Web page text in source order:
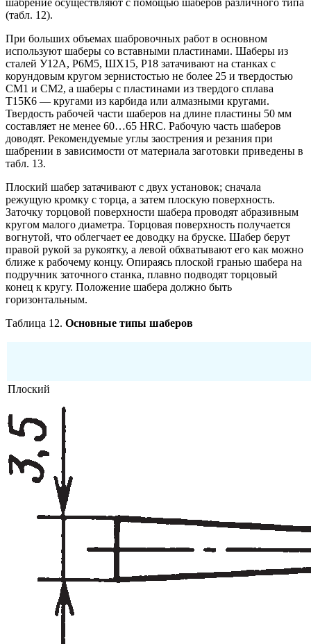
(табл. 12).
При больших объемах шабровочных работ в основном
используют шаберы со вставными пластинами. Шаберы из
сталей У12А, Р6М5, ШХ15, Р18 затачивают на станках с
корундовым кругом зернистостью не более 25 и твердостью
СМ1 и СМ2, а шаберы с пластинами из твердого сплава
Т15К6 — кругами из карбида или алмазными кругами.
Твердость рабочей части шаберов на длине пластины 50 мм
составляет не менее 60…65 HRC. Рабочую часть шаберов
доводят. Рекомендуемые углы заострения и резания при
шабрении в зависимости от материала заготовки приведены в
табл. 13.
Плоский шабер затачивают с двух установок; сначала
режущую кромку с торца, а затем плоскую поверхность.
Заточку торцовой поверхности шабера проводят абразивным
кругом малого диаметра. Торцовая поверхность получается
вогнутой, что облегчает ее доводку на бруске. Шабер берут
правой рукой за рукоятку, а левой обхватывают его как можно
ближе к рабочему концу. Опираясь плоской гранью шабера на
подручник заточного станка, плавно подводят торцовый
конец к кругу. Положение шабера должно быть
горизонтальным.
Таблица 12. Основные типы шаберов
Плоский